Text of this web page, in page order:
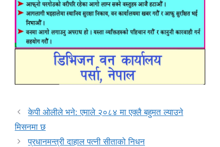
केपी ओलीले भने: एमाले २०८४ मा एक्लै बहुमत ल्याउने
मिसनमा छ
प्रधानमन्त्री दाहाल पत्नी सीताको निधन